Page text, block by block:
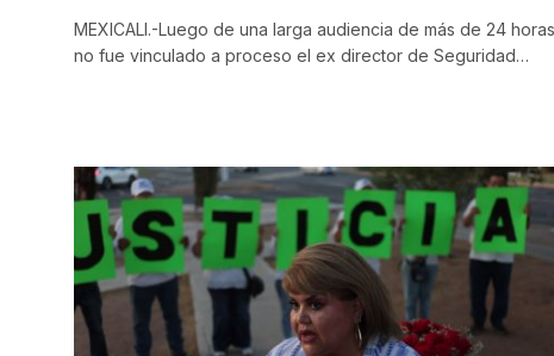
MEXICALI.-Luego de una larga audiencia de más de 24 horas,
no fue vinculado a proceso el ex director de Seguridad…